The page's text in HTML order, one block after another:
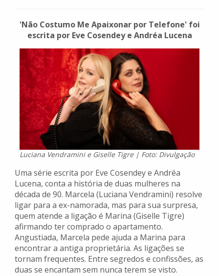
'Não Costumo Me Apaixonar por Telefone' foi
escrita por Eve Cosendey e Andréa Lucena
Luciana Vendramini e Giselle Tigre | Foto: Divulgação
Uma série escrita por Eve Cosendey e Andréa
Lucena, conta a história de duas mulheres na
década de 90. Marcela (Luciana Vendramini) resolve
ligar para a ex-namorada, mas para sua surpresa,
quem atende a ligação é Marina (Giselle Tigre)
afirmando ter comprado o apartamento.
Angustiada, Marcela pede ajuda a Marina para
encontrar a antiga proprietária. As ligações se
tornam frequentes. Entre segredos e confissões, as
duas se encantam sem nunca terem se visto.